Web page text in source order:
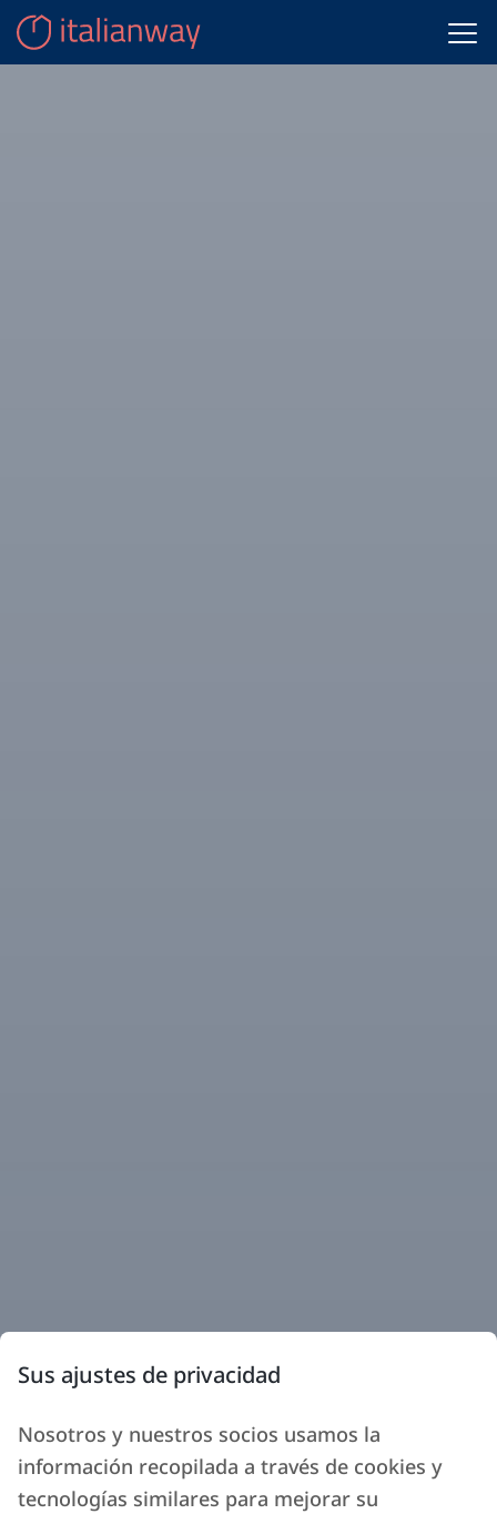
Sus ajustes de privacidad
Nosotros y nuestros socios usamos la
información recopilada a través de cookies y
tecnologías similares para mejorar su